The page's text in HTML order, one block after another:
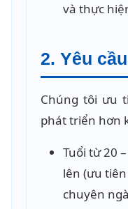
và thực
2. Yêu
Chúng tôi ưu
phát triển hơn
Tuổi từ 20
lên (ưu
chuyên